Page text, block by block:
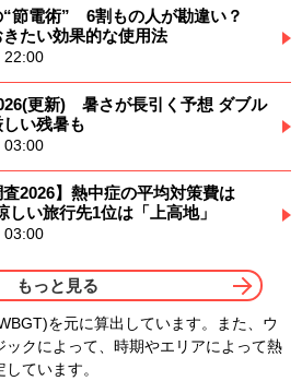
“節電術” 6割もの人が勘違い？
たい効果的な使用法
22:00
更新) 暑さが長引く予想 ダブル
い残暑も
03:00
査2026】熱中症の平均対策費は
しい旅行先1位は「上高地」
03:00
もっと見る
を元に算出しています。また、ウ
ックによって、時期やエリアによって熱
ています。